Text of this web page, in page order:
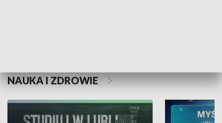
NAUKA I ZDROWIE